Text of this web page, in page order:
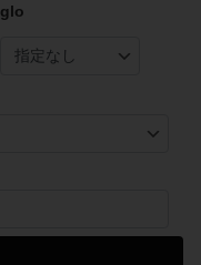
glo